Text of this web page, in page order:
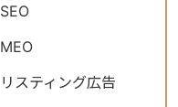
SEO
MEO
リスティング広告